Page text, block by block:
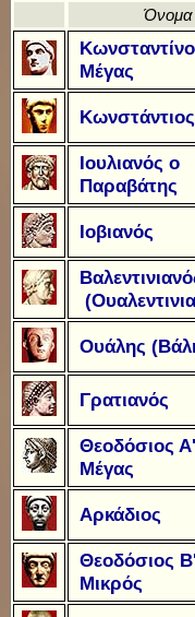
Όνομα
Μέγας
Ιουλιανός ο
Παραβάτης
Ιοβιανός
Ουάλης
Γρατιανός
Θεοδόσιος
Μέγας
Αρκάδιος
Θεοδόσιος
Μικρός